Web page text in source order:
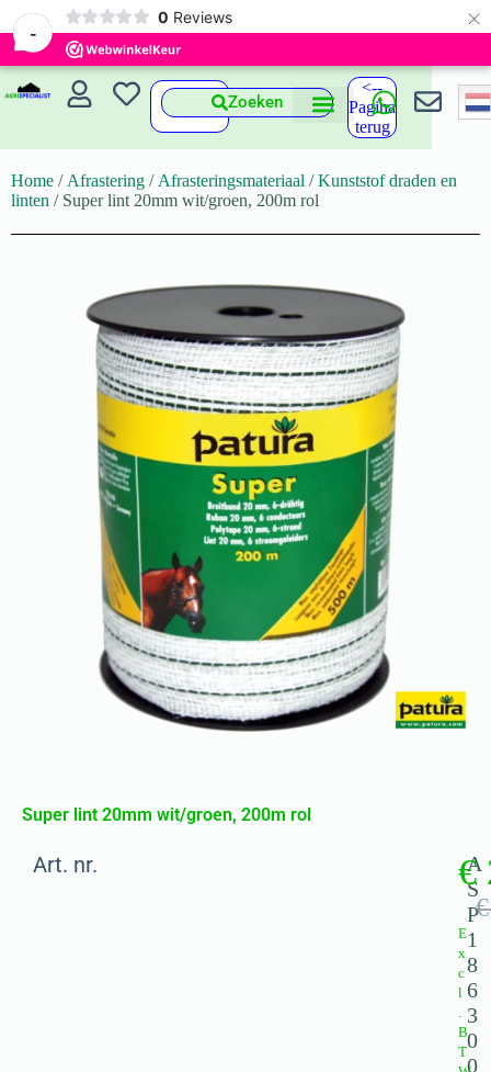
-
0 Reviews ×
Zoeken
<--
Pagina
terug
Home / Afrastering / Afrasteringsmateriaal /Kunststof draden en
linten / Super lint 20mm wit/groen, 200m rol
Super lint 20mm wit/groen, 200m rol
Art. nr.
A
S
P
1
8
6
3
0
0
€
€
E
x
c
l
.
B
T